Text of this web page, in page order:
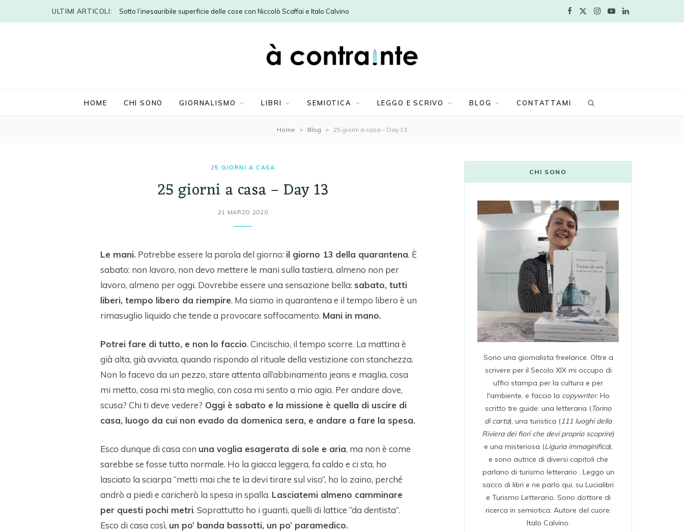
ULTIMI ARTICOLI: Sotto l’inesauribile superficie delle cose con Niccolò Scaffai e Italo Calvino
i
)
I Y L
HOME CHI SONO GIORNALISMO LIBRI SEMIOTICA LEGGO E SCRIVO BLOG CONTATTAMI
Home » Blog » 25 giorni a casa – Day 13
25 GIORNI A CASA
25 giorni a casa – Day 13
21 MARZO 2020
Le mani.Potrebbe essere la parola del giorno: il giorno 13 della quarantena. È
sabato: non lavoro, non devo mettere le mani sulla tastiera, almeno non per
lavoro, almeno per oggi. Dovrebbe essere una sensazione bella: sabato, tutti
liberi, tempo libero da riempire. Ma siamo in quarantena e il tempo libero è un
rimasuglio liquido che tende a provocare soffocamento. Mani in mano.
Potrei fare di tutto, e non lo faccio. Cincischio, il tempo scorre. La mattina è
già alta, già avviata, quando rispondo al rituale della vestizione con stanchezza.
Non lo facevo da un pezzo, stare attenta all’abbinamento jeans e maglia, cosa
mi metto, cosa mi sta meglio, con cosa mi sento a mio agio. Per andare dove,
scusa? Chi ti deve vedere? Oggi è sabato e la missione è quella di uscire di
casa, luogo da cui non evado da domenica sera, e andare a fare la spesa.
Esco dunque di casa con una voglia esagerata di sole e aria, ma non è come
sarebbe se fosse tutto normale. Ho la giacca leggera, fa caldo e ci sta, ho
lasciato la sciarpa “metti mai che te la devi tirare sul viso”, ho lo zaino, perché
andrò a piedi e caricherò la spesa in spalla. Lasciatemi almeno camminare
per questi pochi metri. Soprattutto ho i guanti, quelli di lattice “da dentista”.
Esco di casa così, un po’ banda bassotti, un po’ paramedico.
CHI SONO
Sono una giornalista freelance. Oltre a
scrivere per il Secolo XIX mi occupo di
uffici stampa per la cultura e per
l'ambiente, e faccio la copywriter. Ho
scritto tre guide: una letteraria (Torino
di carta), una turistica (111 luoghi della
Riviera dei fiori che devi proprio scoprire)
e una misteriosa (Liguria immaginifica),
e sono autrice di diversi capitoli che
parlano di turismo letterario . Leggo un
sacco di libri e ne parlo qui, su Lucialibri
e Turismo Letterario. Sono dottore di
ricerca in semiotica. Autore del cuore:
Italo Calvino.